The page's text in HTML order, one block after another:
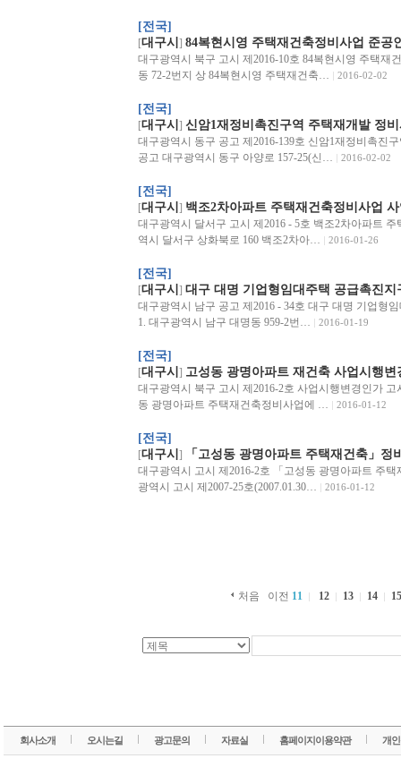
[전국]
[대구시 ] 84복현시영 주택재건축정비사업 준공
대구광역시 북구 고시 제2016-10호 84복현시영 주택재
동 72-2번지 상 84복현시영 주택재건축…
2016-02-02
[전국]
[대구시 ] 신암1재정비촉진구역 주택재개발 정
대구광역시 동구 공고 제2016-139호 신암1재정비촉진
공고 대구광역시 동구 아양로 157-25(신…
2016-02-02
[전국]
[대구시 ] 백조2차아파트 주택재건축정비사업
대구광역시 달서구 고시 제2016 - 5호 백조2차아파트
역시 달서구 상화북로 160 백조2차아…
2016-01-26
[전국]
[대구시 ] 대구 대명 기업형임대주택 공급촉진
대구광역시 남구 공고 제2016 - 34호 대구 대명 기업형
1. 대구광역시 남구 대명동 959-2번…
2016-01-19
[전국]
[대구시 ] 고성동 광명아파트 재건축 사업시행변
대구광역시 북구 고시 제2016-2호 사업시행변경인가
동 광명아파트 주택재건축정비사업에 …
2016-01-12
[전국]
[대구시 ] 「고성동 광명아파트 주택재건축」
대구광역시 고시 제2016-2호 「고성동 광명아파트 주
광역시 고시 제2007-25호(2007.01.30…
2016-01-12
처음 이전 11 12 13 14
회사소개 오시는길 광고문의 자료실 홈페이지이용약관 개